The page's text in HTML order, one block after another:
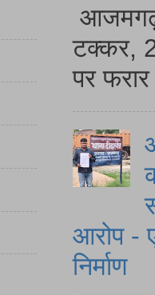
आजमगढ़
टक्कर,
पर
आरोप -
निर्माण